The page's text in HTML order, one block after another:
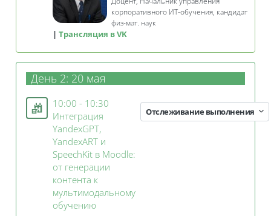
корпоративного ИТ-обучения, кандидат
физ-мат. наук
Трансляция в VK
День 2: 20 мая
10:00 - 10:30
Интеграция
YandexGPT,
YandexART и
SpeechKit в Moodle:
от генерации
контента к
мультимодальному
обучению
Отслеживание выполнения